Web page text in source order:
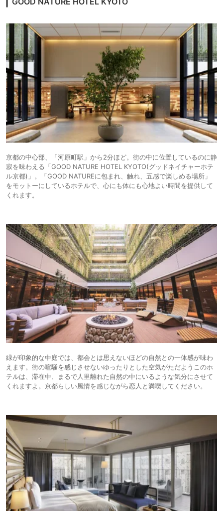
京都の中心部、「河原町駅」から2分ほど。街の中に位置しているのに静
寂を味わえる「GOOD NATURE HOTEL KYOTO(グッドネイチャーホテ
ル京都)」。「GOOD NATUREに包まれ、触れ、五感で楽しめる場所」
をモットーにしているホテルで、心にも体にも心地よい時間を提供して
くれます。
緑が印象的な中庭では、都会とは思えないほどの自然との一体感が味わ
えます。街の喧騒を感じさせないゆったりとした空気がただようこのホ
テルは、滞在中、まるで人里離れた自然の中にいるような気分にさせて
くれますよ。京都らしい風情を感じながら恋人と満喫してください。